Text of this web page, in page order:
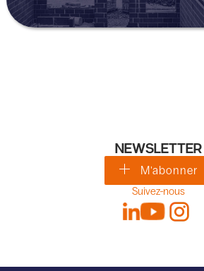
NEWSLETTER
M'abonner
Suivez-nous